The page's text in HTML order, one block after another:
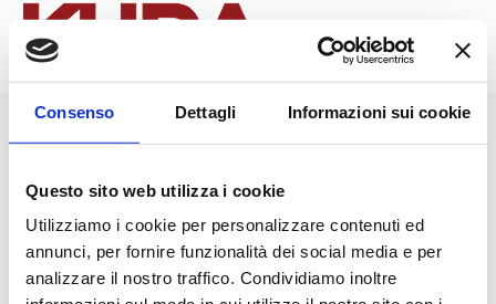
Consenso Dettagli Informazioni sui cookie
Questo sito web utilizza i cookie
Utilizziamo i cookie per personalizzare contenuti ed
annunci, per fornire funzionalità dei social media e per
analizzare il nostro traffico. Condividiamo inoltre
Search:
Questo contenuto è protetto da password. Per visualizzarlo
Password: